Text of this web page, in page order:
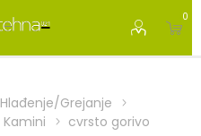
0
Hlađenje/Grejanje
Kamini cvrsto gorivo